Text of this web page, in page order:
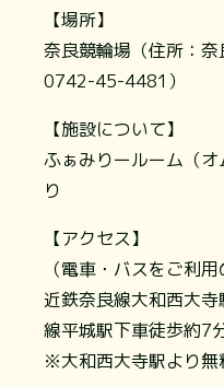
【場所】
奈良競輪場（住所：奈
0742-45-4481）
【施設について】
ふぁみりールーム（
り
【アクセス】
（電車・バスをご利用
近鉄奈良線大和西大
線平城駅下車徒歩約7
※大和西大寺駅より無